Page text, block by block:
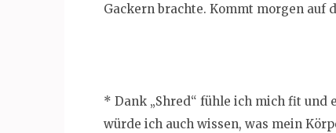
Gackern brachte. Kommt morgen auf
* Dank „Shred“ fühle ich mich fit und
würde ich auch wissen, was mein